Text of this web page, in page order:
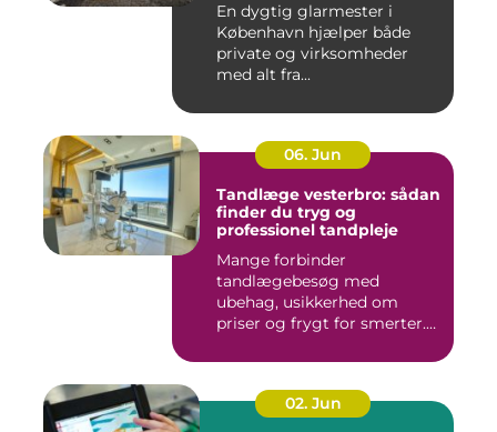
En dygtig glarmester i
København hjælper både
private og virksomheder
med alt fra...
06. Jun
Tandlæge vesterbro: sådan
finder du tryg og
professionel tandpleje
Mange forbinder
tandlægebesøg med
ubehag, usikkerhed om
priser og frygt for smerter.
02. Jun